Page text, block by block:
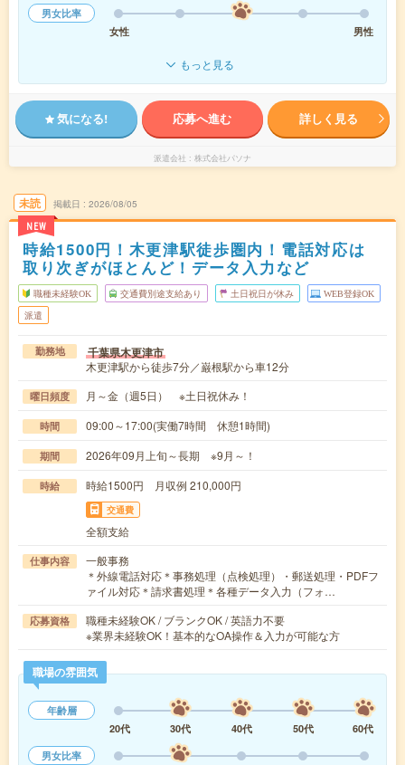
男女比率
女性
男性
もっと見る
気になる! 応募へ進む 詳しく見る
派遣会社 株式会社パソナ
未読
NEW
掲載日 2026/08/05
時給1500円！木更津駅徒歩圏内！電話対応は
取り次ぎがほとんど！データ入力など
職種未経験OK 交通費別途支給あり 土日祝日が休み WEB登録OK
派遣
勤務地 千葉県木更津市
木更津駅から徒歩7分／巌根駅から車12分
曜日頻度 月～金（週5日） ※土日祝休み！
時間 09:00～17:00(実働7時間 休憩1時間)
期間 2026年09月上旬～長期 ※9月～！
時給 時給1500円 月収例 210,000円
交通費
全額支給
仕事内容
一般事務
＊外線電話対応＊事務処理（点検処理）・郵送処理・PDFフ
ァイル対応＊請求書処理＊各種データ入力（フォ…
応募資格
職種未経験OK / ブランクOK / 英語力不要
※業界未経験OK！基本的なOA操作＆入力が可能な方
職場の雰囲気
年齢層
20代
30代 40代 50代
60代
男女比率